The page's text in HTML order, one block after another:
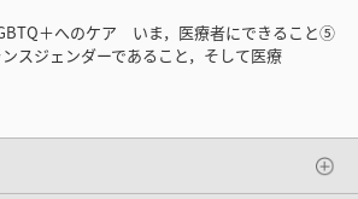
＋へのケア いま，医療者にできること⑤
スジェンダーであること，そして医療